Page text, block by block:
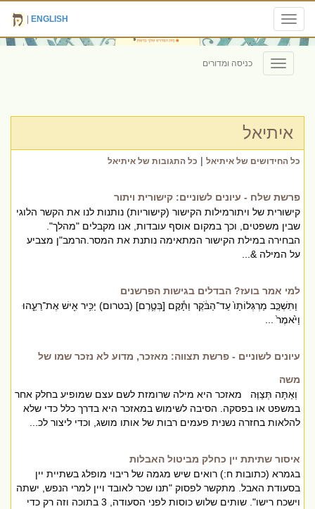
Toggle
navigation
ENGLISH
Toggle
navigation
כניסה ומדורים
איתיאל
כל החידושים של איתיאל | כל התגובות של איתיאל
פרשת שלח - עיונים לשוניים: קישורית ויתור
קישורית של ויתורמילות הקישור (קישוריות) נותנות לנו את הקשר הלוגי
שבין משפטים, וכך במקום אוסף עובדות, אנו מקבלים "מהלך".
הבחירה במילת הקישור המתאימה נותנת את המסר.הרמב"ן מצביע
על המילה &...
למי אמר בועז? הבדלים בגישות הפרשנים
וַתִּשְׁכַּ֤ב מַרְגְּלוֹתָו֙ עַד⁠־הַבֹּ֔קֶר וַתָּ֕קׇם [בְּטֶ֛רֶם] (בטרום) יַכִּ֥יר אִ֖ישׁ אֶת⁠־רֵעֵ֑הוּ
וַיֹּ֙אמֶר֙ ...
עיונים לשוניים - פרשת תצווה: מאזכר, מדוע לא נזכר שמו של
משה
וְאַתָּה תְּצַוֶּה מאזכר היא מילה שרומזת לשם עצם שמופיע בחלק אחר
במשפט או בפסקה. הסיבה לשימוש במאזכר היא בדרך כלל כדי שלא
להלאות בחזרה נשנית פעמים רבות של אותו מושג, וכדי ליצור לכ...
איסור שתיתת יין כחלק מביטול האבלות
בגמרא (כתובות ח:) רואים שיש מגמה של ריבוי מופלג בשתיית יין
בסעודת האבל. מתקשר לפסוק "תנו שכר לאובד ויין למרי הנפש, ישתה
וישכח רישו". שותים שלוש כוסות לפני הסעודה, 3 בתוכה וזה רק כדי